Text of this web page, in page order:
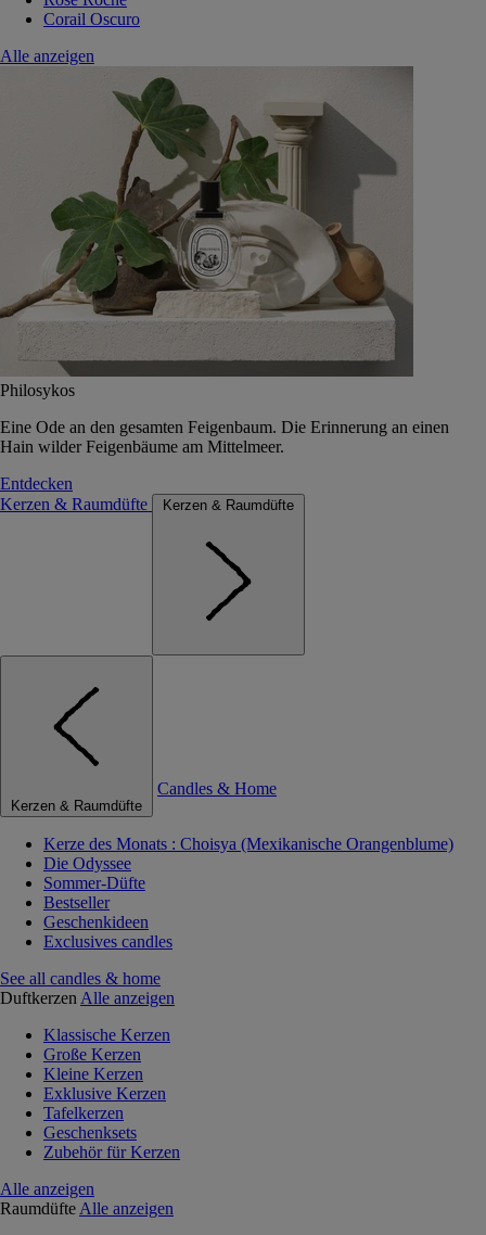
Corail Oscuro
Alle anzeigen
Philosykos
Eine Ode an den gesamten Feigenbaum. Die Erinnerung an einen
Hain wilder Feigenbäume am Mittelmeer.
Entdecken
Kerzen & Raumdüfte
Kerzen & Raumdüfte
Kerzen & Raumdüfte
Candles & Home
Kerze des Monats : Choisya (Mexikanische Orangenblume)
Die Odyssee
Sommer-Düfte
Bestseller
Geschenkideen
Exclusives candles
See all candles & home
Duftkerzen Alle anzeigen
Klassische Kerzen
Große Kerzen
Kleine Kerzen
Exklusive Kerzen
Tafelkerzen
Geschenksets
Zubehör für Kerzen
Alle anzeigen
Raumdüfte Alle anzeigen